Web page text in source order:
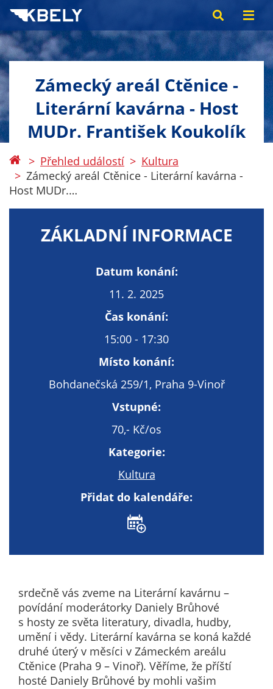
Zámecký areál Ctěnice -
Literární kavárna - Host
MUDr. František Koukolík
Přehled událostí
Kultura
Zámecký areál Ctěnice - Literární kavárna -
Host MUDr.…
ZÁKLADNÍ INFORMACE
Datum konání:
11. 2. 2025
Čas konání:
15:00 - 17:30
Místo konání:
Bohdanečská 259/1, Praha 9-Vinoř
Vstupné:
70,- Kč/os
Kategorie:
Kultura
Přidat do kalendáře:
srdečně vás zveme na Literární kavárnu –
povídání moderátorky Daniely Brůhové
s hosty ze světa literatury, divadla, hudby,
umění i vědy. Literární kavárna se koná každé
druhé úterý v měsíci v Zámeckém areálu
Ctěnice (Praha 9 – Vinoř). Věříme, že příští
hosté Daniely Brůhové by mohli vašim
Technické
cookies
cookies jsou
nezbytné pro
fungování
webu a všech
funkcí, které
nabízí.
Váš souhlas s
využitím
našem webu. Z
nemohou být
nebo
aktivovány.
Analytické
cookies
Analytické